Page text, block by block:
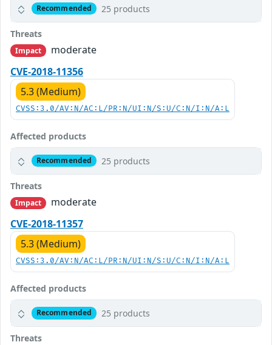
Recommended 25 products
Threats
Impact
moderate
CVE-2018-11356
5.3 (Medium)
CVSS:3.0/AV:N/AC:L/PR:N/UI:N/S:U/C:N/I:N/A:L
Affected products
Recommended 25 products
Threats
Impact
moderate
CVE-2018-11357
5.3 (Medium)
CVSS:3.0/AV:N/AC:L/PR:N/UI:N/S:U/C:N/I:N/A:L
Affected products
Recommended 25 products
Threats